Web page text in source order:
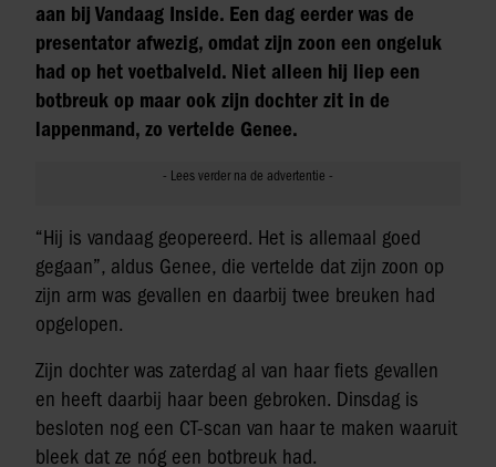
aan bij Vandaag Inside. Een dag eerder was de
presentator afwezig, omdat zijn zoon een ongeluk
had op het voetbalveld. Niet alleen hij liep een
botbreuk op maar ook zijn dochter zit in de
lappenmand, zo vertelde Genee.
“Hij is vandaag geopereerd. Het is allemaal goed
gegaan”, aldus Genee, die vertelde dat zijn zoon op
zijn arm was gevallen en daarbij twee breuken had
opgelopen.
Zijn dochter was zaterdag al van haar fiets gevallen
en heeft daarbij haar been gebroken. Dinsdag is
besloten nog een CT-scan van haar te maken waaruit
bleek dat ze nóg een botbreuk had.